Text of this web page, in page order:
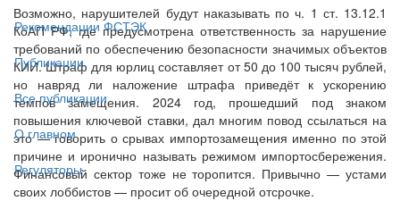
Рекомендации ФСТЭК
Публикации
Все публикации
О главном
Регуляторы
Возможно, нарушителей будут наказывать по ч. 1 ст. 13.12.1
КоАП РФ, где предусмотрена ответственность за нарушение
требований по обеспечению безопасности значимых объектов
КИИ. Штраф для юрлиц составляет от 50 до 100 тысяч рублей,
но навряд ли наложение штрафа приведёт к ускорению
темпов замещения. 2024 год, прошедший под знаком
повышения ключевой ставки, дал многим повод ссылаться на
это — говорить о срывах импортозамещения именно по этой
причине и иронично называть режимом импортосбережения.
Финансовый сектор тоже не торопится. Привычно — устами
своих лоббистов — просит об очередной отсрочке.